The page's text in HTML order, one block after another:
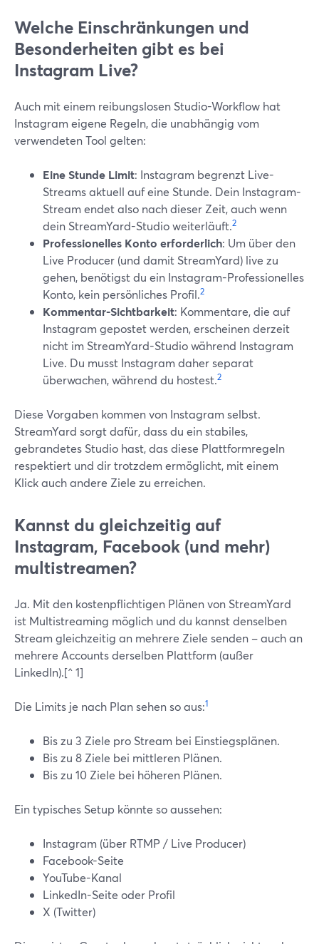
Welche Einschränkungen und
Besonderheiten gibt es bei
Instagram Live?
Auch mit einem reibungslosen Studio-Workflow hat
Instagram eigene Regeln, die unabhängig vom
verwendeten Tool gelten:
Eine Stunde Limit: Instagram begrenzt Live-
Streams aktuell auf eine Stunde. Dein Instagram-
Stream endet also nach dieser Zeit, auch wenn
dein StreamYard-Studio weiterläuft.2
Professionelles Konto erforderlich: Um über den
Live Producer (und damit StreamYard) live zu
gehen, benötigst du ein Instagram-Professionelles
Konto, kein persönliches Profil.2
Kommentar-Sichtbarkeit: Kommentare, die auf
Instagram gepostet werden, erscheinen derzeit
nicht im StreamYard-Studio während Instagram
Live. Du musst Instagram daher separat
überwachen, während du hostest.2
Diese Vorgaben kommen von Instagram selbst.
StreamYard sorgt dafür, dass du ein stabiles,
gebrandetes Studio hast, das diese Plattformregeln
respektiert und dir trotzdem ermöglicht, mit einem
Klick auch andere Ziele zu erreichen.
Kannst du gleichzeitig auf
Instagram, Facebook (und mehr)
multistreamen?
Ja. Mit den kostenpflichtigen Plänen von StreamYard
ist Multistreaming möglich und du kannst denselben
Stream gleichzeitig an mehrere Ziele senden – auch an
mehrere Accounts derselben Plattform (außer
LinkedIn).[^ 1]
Die Limits je nach Plan sehen so aus:1
Bis zu 3 Ziele pro Stream bei Einstiegsplänen.
Bis zu 8 Ziele bei mittleren Plänen.
Bis zu 10 Ziele bei höheren Plänen.
Ein typisches Setup könnte so aussehen:
Instagram (über RTMP / Live Producer)
Facebook-Seite
YouTube-Kanal
LinkedIn-Seite oder Profil
X (Twitter)